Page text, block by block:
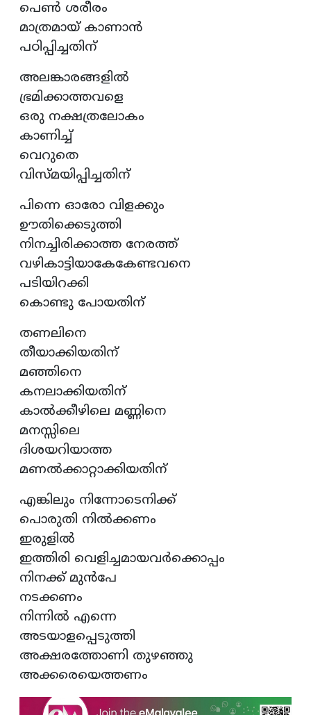
പെൺ ശരീരം
മാത്രമായ് കാണാൻ
പഠിപ്പിച്ചതിന്
അലങ്കാരങ്ങളിൽ
ഭ്രമിക്കാത്തവളെ
ഒരു നക്ഷത്രലോകം
കാണിച്ച്
വെറുതെ
വിസ്മയിപ്പിച്ചതിന്
പിന്നെ ഓരോ വിളക്കും
ഊതിക്കെടുത്തി
നിനച്ചിരിക്കാത്ത നേരത്ത്
വഴികാട്ടിയാകേകേണ്ടവനെ
പടിയിറക്കി
കൊണ്ടു പോയതിന്
തണലിനെ
തീയാക്കിയതിന്
മഞ്ഞിനെ
കനലാക്കിയതിന്
കാൽക്കീഴിലെ മണ്ണിനെ
മനസ്സിലെ
ദിശയറിയാത്ത
മണൽക്കാറ്റാക്കിയതിന്
എങ്കിലും നിന്നോടെനിക്ക്
പൊരുതി നിൽക്കണം
ഇരുളിൽ
ഇത്തിരി വെളിച്ചമായവർക്കൊപ്പം
നിനക്ക് മുൻപേ
നടക്കണം
നിന്നിൽ എന്നെ
അടയാളപ്പെടുത്തി
അക്ഷരത്തോണി തുഴഞ്ഞു
അക്കരെയെത്തണം